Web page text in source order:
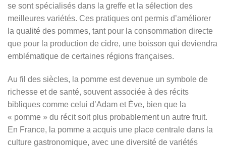
se sont spécialisés dans la greffe et la sélection des
meilleures variétés. Ces pratiques ont permis d’améliorer
la qualité des pommes, tant pour la consommation directe
que pour la production de cidre, une boisson qui deviendra
emblématique de certaines régions françaises.
Au fil des siècles, la pomme est devenue un symbole de
richesse et de santé, souvent associée à des récits
bibliques comme celui d’Adam et Ève, bien que la
« pomme » du récit soit plus probablement un autre fruit.
En France, la pomme a acquis une place centrale dans la
culture gastronomique, avec une diversité de variétés